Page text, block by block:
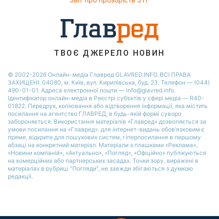
ТВОЄ ДЖЕРЕЛО НОВИН
© 2002-2026 Онлайн-медіа Главред GLAVRED.INFO. ВСІ ПРАВА
ЗАХИЩЕНІ. 04080, м. Київ, вул. Кирилівська, буд. 23. Телефон — (044)
490-01-01. Адреса електронної пошти — info@glavred.info.
Ідентифікатор онлайн-медіа в Реєстрі суб’єктів у сфері медіа — R40-
01822. Передрук, копіювання або відтворення інформації, яка містить
посилання на агентство ГЛАВРЕД, в будь-якій формi суворо
забороняється. Використання матеріалів «Главред» дозволяється за
умови посилання на «Главред». для інтернет-видань обов’язковим є
пряме, відкрите для пошукових систем, гіперпосилання в першому
абзаці на конкретний матеріал. Матеріали з плашками «Реклама»,
«Новини компаній», «Актуально», «Погляд», «Офіційно» публікуються
на комерційних або партнерських засадах. Точки зору, виражені в
матеріалах в рубриці "Погляди", не завжди збігаються з думкою
редакції.